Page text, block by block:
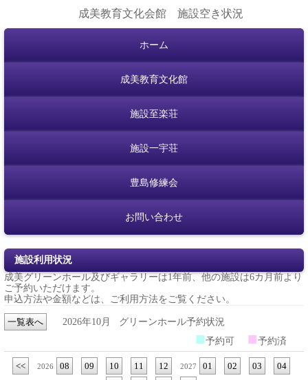
成美教育文化会館 施設空き状況
ホーム
成美教育文化館
施設至楽荘
施設一宇荘
豊島修練会
お問い合わせ
施設利用状況
成美グリーンホール及びギャラリーは1年前、他の施設は6カ月前より
ご予約いただけます。
申込方法や金額などは、
ご利用方法をご覧ください。
一覧表へ 2026年10月 グリーンホール予約状況
■予約可 ■予約済
<< 2026 08 09 10 11 12 2027 01 02 03
04